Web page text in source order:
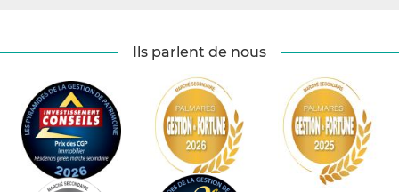
Ils parlent de nous